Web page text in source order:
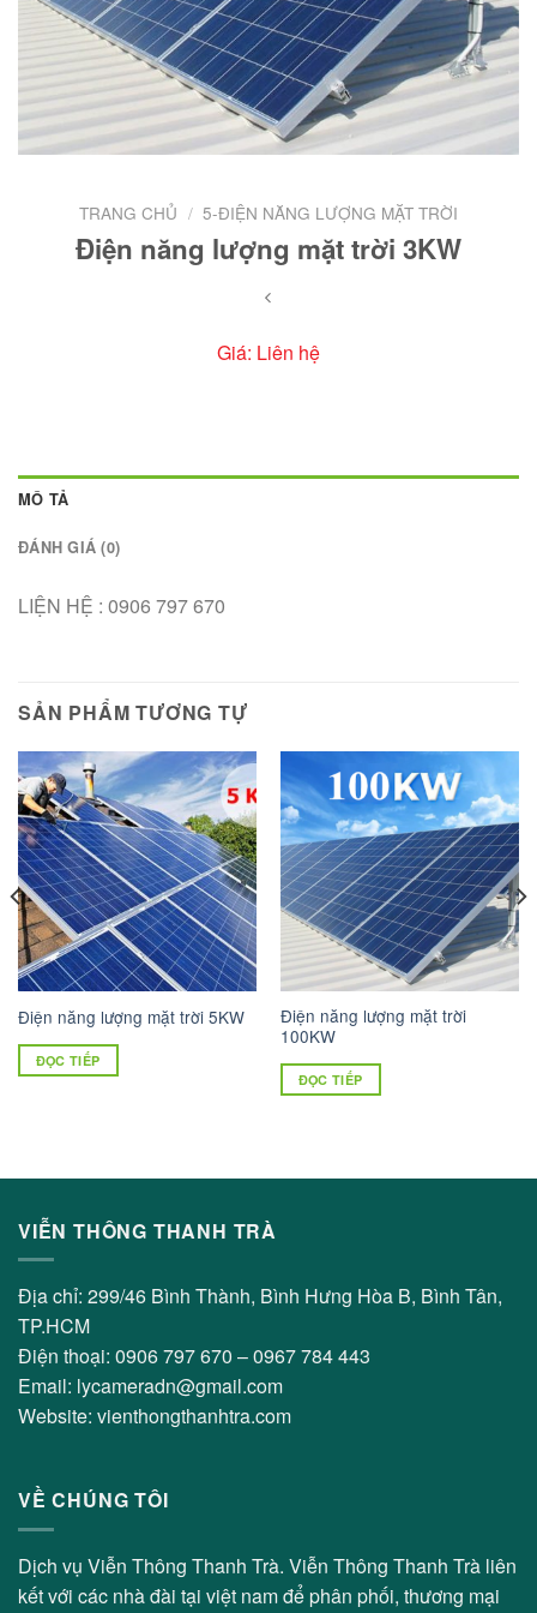
TRANG CHỦ / 5-ĐIỆN NĂNG LƯỢNG MẶT TRỜI
Điện năng lượng mặt trời 3KW
Giá: Liên hệ
MÔ TẢ
ĐÁNH GIÁ (0)
LIỆN HỆ : 0906 797 670
SẢN PHẨM TƯƠNG TỰ
Điện năng lượng mặt trời 5KW
ĐỌC TIẾP
Điện năng lượng mặt trời
100KW
ĐỌC TIẾP
VIỄN THÔNG THANH TRÀ
Địa chỉ: 299/46 Bình Thành, Bình Hưng Hòa B, Bình Tân,
TP.HCM
Điện thoại: 0906 797 670 – 0967 784 443
Email: lycameradn@gmail.com
Website: vienthongthanhtra.com
VỀ CHÚNG TÔI
Dịch vụ Viễn Thông Thanh Trà. Viễn Thông Thanh Trà liên
kết với các nhà đài tại việt nam để phân phối, thương mại